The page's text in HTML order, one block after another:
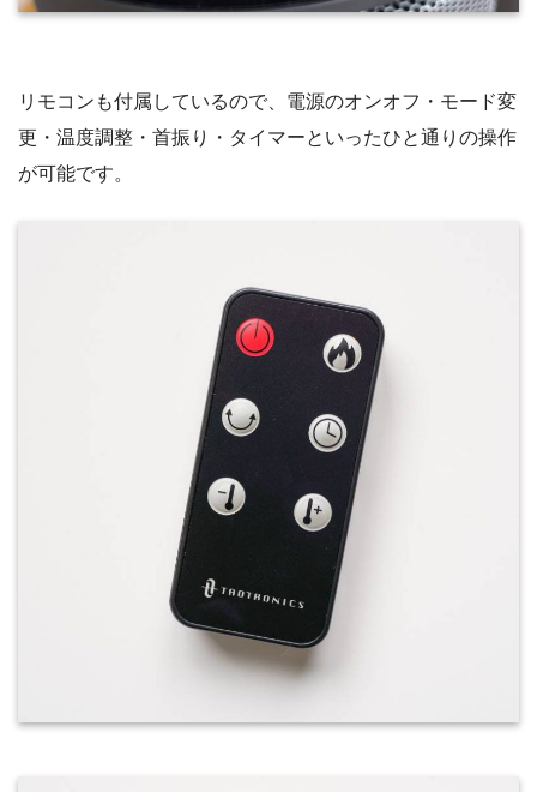
リモコンも付属しているので、電源のオンオフ・モード変
更・温度調整・首振り・タイマーといったひと通りの操作
が可能です。